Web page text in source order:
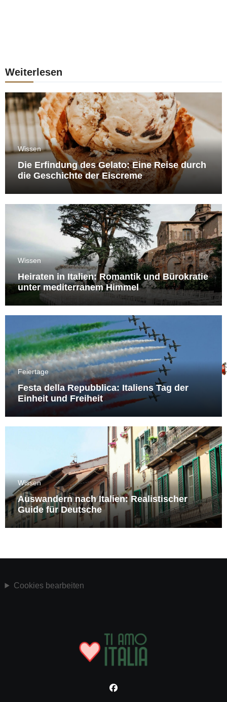
Weiterlesen
Wissen
Die Erfindung des Gelato: Eine Reise durch
die Geschichte der Eiscreme
Wissen
Heiraten in Italien: Romantik und Bürokratie
unter mediterranem Himmel
Feiertage
Festa della Repubblica: Italiens Tag der
Einheit und Freiheit
Wissen
Auswandern nach Italien: Realistischer
Guide für Deutsche
Cookies bearbeiten